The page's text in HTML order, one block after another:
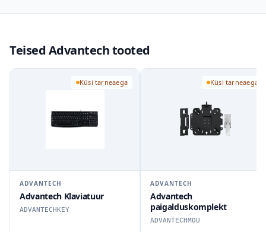
Teised Advantech tooted
Küsi tarneaega
ADVANTECH
Advantech Klaviatuur
ADVANTECHKEY
Küsi tarneaega
ADVANTECH
Advantech
paigalduskomplekt
ADVANTECHMOU